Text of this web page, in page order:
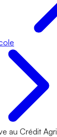
au Crédit